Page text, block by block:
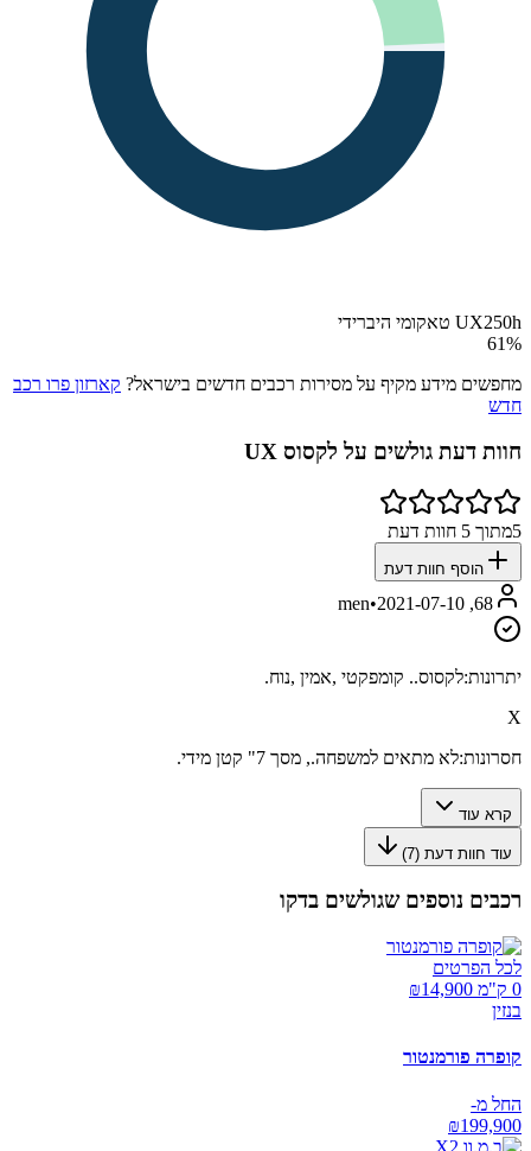
UX250h טאקומי היברידי
61%
מחפשים מידע מקיף על מסירות רכבים חדשים בישראל? קארזון פרו רכב
חדש
חוות דעת גולשים על לקסוס UX
5מתוך 5 חוות דעת
הוסף חוות דעת
68, men
•2021-07-10
יתרונות:לקסוס.. קומפקטי ,אמין ,נוח.
X
חסרונות:לא מתאים למשפחה., מסך 7" קטן מידי.
קרא עוד
עוד חוות דעת (7
)
רכבים נוספים שגולשים בדקו
לכל הפרטים
0 ק"מ ₪
14,900
בנזין
קופרה פורמנטור
החל מ-
₪199,900